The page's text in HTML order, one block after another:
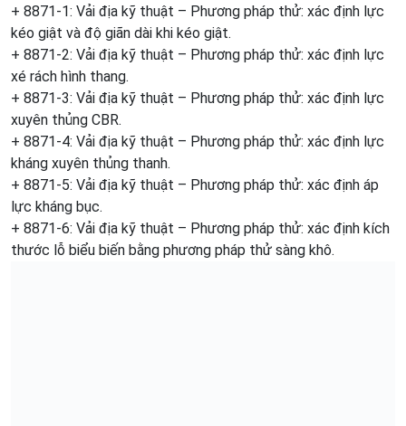
+ 8871-1: Vải địa kỹ thuật – Phương pháp thử: xác định lực
kéo giật và độ giãn dài khi kéo giật.
+ 8871-2: Vải địa kỹ thuật – Phương pháp thử: xác định lực
xé rách hình thang.
+ 8871-3: Vải địa kỹ thuật – Phương pháp thử: xác định lực
xuyên thủng CBR.
+ 8871-4: Vải địa kỹ thuật – Phương pháp thử: xác định lực
kháng xuyên thủng thanh.
+ 8871-5: Vải địa kỹ thuật – Phương pháp thử: xác định áp
lực kháng bục.
+ 8871-6: Vải địa kỹ thuật – Phương pháp thử: xác định kích
thước lỗ biểu biến bằng phương pháp thử sàng khô.